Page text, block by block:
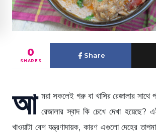
0
SHARES
Share
আ মরা সকলেই গরু বা খাসির রেজালার সাথে
রেজালার স্বাদ কি চেখে দেখা হয়েছে?
খাওয়াটা বেশ যন্ত্রণাদায়ক, কারণ এগুলো দেহের